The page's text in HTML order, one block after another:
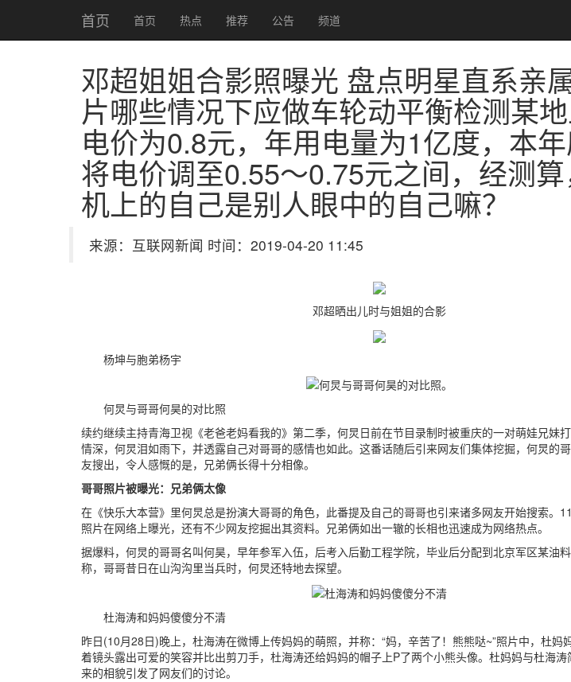
首页 首页 热点 推荐 公告 频道
邓超姐姐合影照曝光 盘点明星直系亲
片哪些情况下应做车轮动平衡检测某
电价为0.8元，年用电量为1亿度，本
将电价调至0.55～0.75元之间，经测
机上的自己是别人眼中的自己嘛？
来源：互联网新闻 时间：2019-04-20 11:45
邓超晒出儿时与姐姐的合影
杨坤与胞弟杨宇
何炅与哥哥何昊的对比照
续约继续主持青海卫视《老爸老妈看我的》第二季，何炅日前在节目录制时被重庆的一对萌娃兄妹
情深，何炅泪如雨下，并透露自己对哥哥的感情也如此。这番话随后引来网友们集体挖掘，何炅的
友搜出，令人感慨的是，兄弟俩长得十分相像。
哥哥照片被曝光：兄弟俩太像
在《快乐大本营》里何炅总是扮演大哥哥的角色，此番提及自己的哥哥也引来诸多网友开始搜索。
照片在网络上曝光，还有不少网友挖掘出其资料。兄弟俩如出一辙的长相也迅速成为网络热点。
据爆料，何炅的哥哥名叫何昊，早年参军入伍，后考入后勤工程学院，毕业后分配到北京军区某油
称，哥哥昔日在山沟沟里当兵时，何炅还特地去探望。
杜海涛和妈妈傻傻分不清
昨日(10月28日)晚上，杜海涛在微博上传妈妈的萌照，并称：“妈，辛苦了！熊熊哒~”照片中，杜妈
着镜头露出可爱的笑容并比出剪刀手，杜海涛还给妈妈的帽子上P了两个小熊头像。杜妈妈与杜海
来的相貌引发了网友们的讨论。